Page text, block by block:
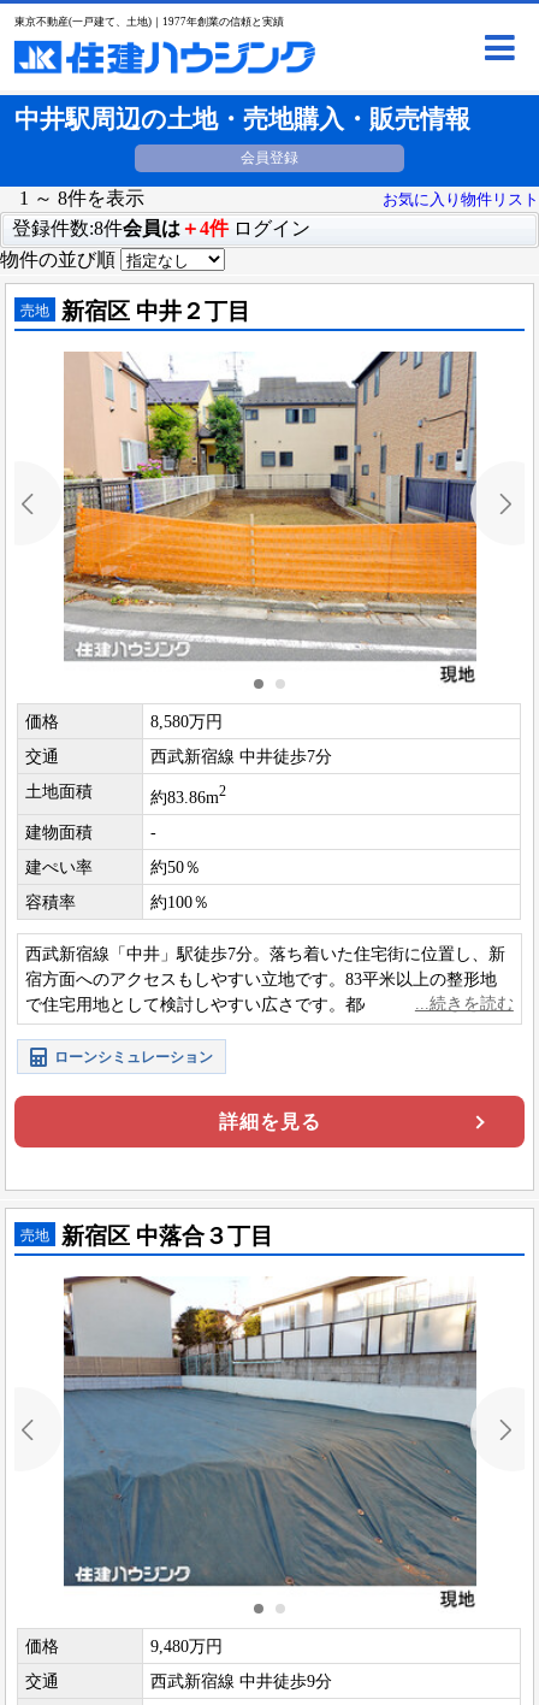
東京不動産(一戸建て、土地)｜1977年創業の信頼と実績
中井駅周辺の土地・売地購入・販売情報
会員登録
1 ～ 8件を表示 お気に入り物件リスト
登録件数:8件会員は ＋4件 ログイン
物件の並び順
売地 新宿区 中井２丁目
価格
8,580万円
交通
西武新宿線 中井徒歩7分
土地面積
約83.86m2
建物面積
-
建ぺい率
約50％
容積率
約100％
西武新宿線「中井」駅徒歩7分。落ち着いた住宅街に位置し、新
宿方面へのアクセスもしやすい立地です。83平米以上の整形地
で住宅用地として検討しやすい広さです。都心近接で穏やかな
住環境を求める方に向いています。
ローンシミュレーション
詳細を見る
売地 新宿区 中落合３丁目
価格
9,480万円
交通
西武新宿線 中井徒歩9分